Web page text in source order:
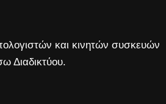
και κινητών συσκευών
Διαδικτύου.